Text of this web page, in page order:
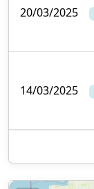
20/03/2025
14/03/2025